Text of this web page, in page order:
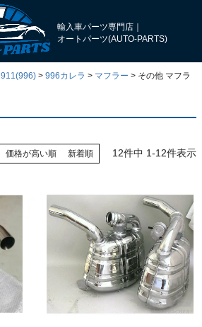
輸入車パーツ専門店｜
オートパーツ(AUTO-PARTS)
911(996) 996カレラ マフラー
その他 マフラ
価格が高い順 新着順 12件中 1-12件表示